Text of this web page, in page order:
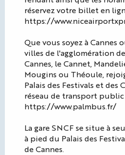
réservez votre billet en
https://
Que vous soyez à Cannes
villes de l'agglomération
Cannes, le Cannet,
Mougins ou Théoule,
Palais des Festivals et des
réseau de transport public
https://www.palmbus.fr/
La gare SNCF se situe à
à pied du Palais des
de Cannes.